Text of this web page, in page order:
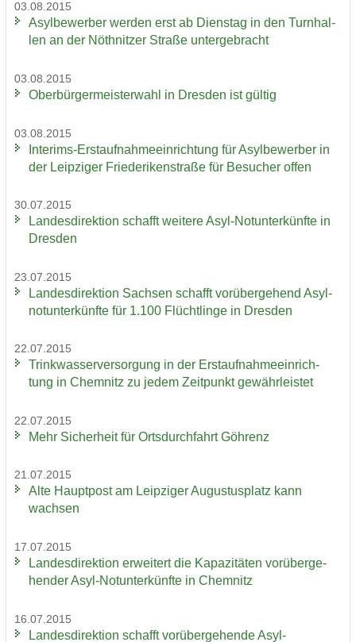
03.08.2015
Asyl­be­wer­ber wer­den erst ab Diens­tag in den Turn­hal­
len an der Nö­th­nit­zer Stra­ße un­ter­ge­bracht
03.08.2015
Ober­bür­ger­meis­ter­wahl in Dres­den ist gül­tig
03.08.2015
Interims-​Erstaufnahmeeinrichtung für Asyl­be­wer­ber in
der Leip­zi­ger Frie­de­ri­ken­stra­ße für Be­su­cher offen
30.07.2015
Lan­des­di­rek­ti­on schafft wei­te­re Asyl-​Notunterkünfte in
Dres­den
23.07.2015
Lan­des­di­rek­ti­on Sach­sen schafft vor­über­ge­hend Asyl­
not­un­ter­künf­te für 1.100 Flücht­lin­ge in Dres­den
22.07.2015
Trink­was­ser­ver­sor­gung in der Erst­auf­nah­me­ein­rich­
tung in Chem­nitz zu jedem Zeit­punkt ge­währ­leis­tet
22.07.2015
Mehr Si­cher­heit für Orts­durch­fahrt Göh­renz
21.07.2015
Alte Haupt­post am Leip­zi­ger Au­gus­tus­platz kann
wach­sen
17.07.2015
Lan­des­di­rek­ti­on er­wei­tert die Ka­pa­zi­tä­ten vor­über­ge­
hen­der Asyl-​Notunter­künfte in Chem­nitz
16.07.2015
Lan­des­di­rek­ti­on schafft vor­über­ge­hen­de Asyl-​